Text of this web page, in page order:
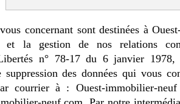
concernant sont destinées à
et la gestion de nos relations
n° 78-17 du 6 janvier 1978,
des données qui vous
courrier à : Ouest-immobilier-